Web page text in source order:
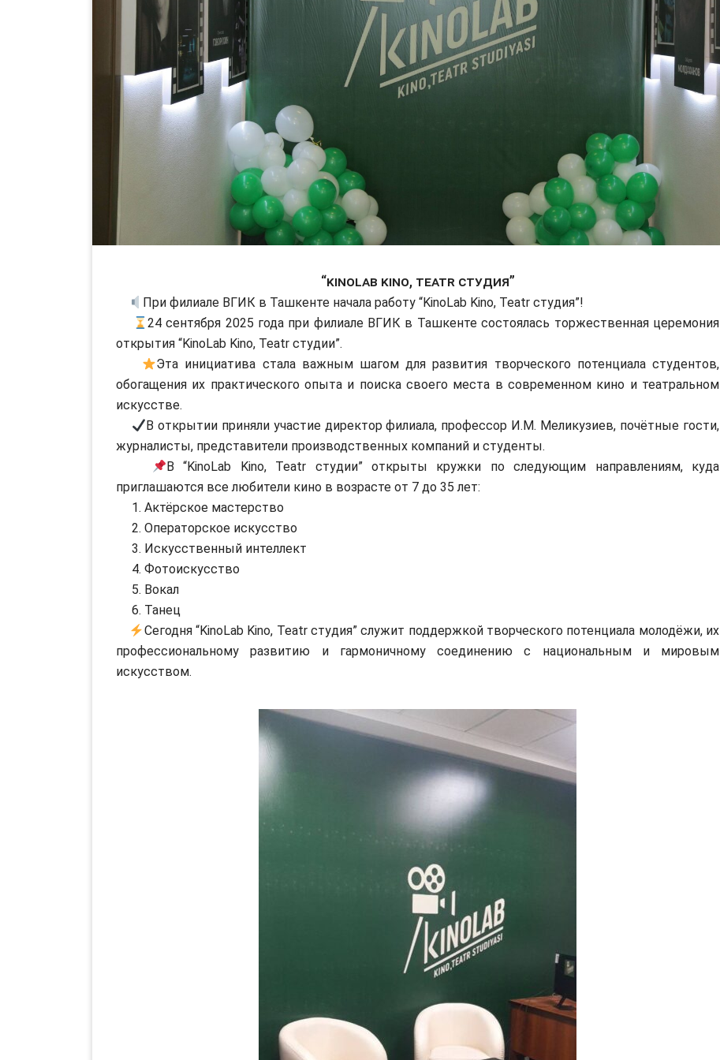
“KinoLab Kino, Teatr студия”
При филиале ВГИК в Ташкенте начала работу “KinoLab Kino, Teatr студия”!
24 сентября 2025 года при филиале ВГИК в Ташкенте состоялась торжественная церемония
открытия “KinoLab Kino, Teatr студии”.
Эта инициатива стала важным шагом для развития творческого потенциала студентов,
обогащения их практического опыта и поиска своего места в современном кино и театральном
искусстве.
В открытии приняли участие директор филиала, профессор И.М. Меликузиев, почётные гости,
журналисты, представители производственных компаний и студенты.
В “KinoLab Kino, Teatr студии” открыты кружки по следующим направлениям, куда
приглашаются все любители кино в возрасте от 7 до 35 лет:
1. Актёрское мастерство
2. Операторское искусство
3. Искусственный интеллект
4. Фотоискусство
5. Вокал
6. Танец
Сегодня “KinoLab Kino, Teatr студия” служит поддержкой творческого потенциала молодёжи, их
профессиональному развитию и гармоничному соединению с национальным и мировым
искусством.